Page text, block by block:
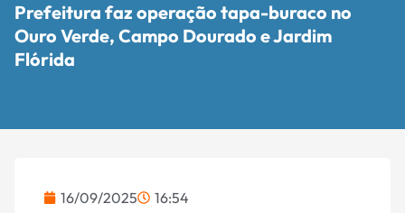
Prefeitura faz operação tapa-buraco no
Ouro Verde, Campo Dourado e Jardim
Flórida
16/09/2025 16:54